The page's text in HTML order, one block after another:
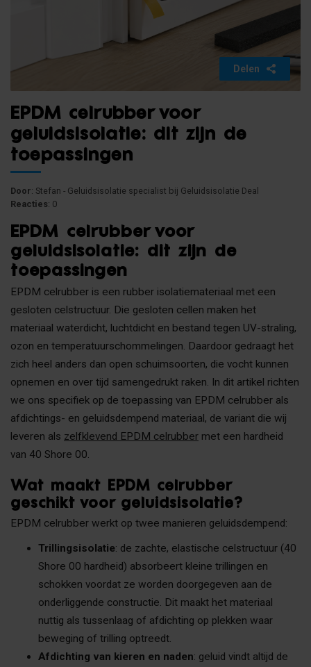
Delen
EPDM celrubber voor
geluidsisolatie: dit zijn de
toepassingen
Door: Stefan - Geluidsisolatie specialist bij Geluidsisolatie Deal
Reacties: 0
EPDM celrubber voor
geluidsisolatie: dit zijn de
toepassingen
EPDM celrubber is een rubber isolatiemateriaal met een
gesloten celstructuur. Die gesloten cellen maken het
materiaal waterdicht, luchtdicht en bestand tegen UV-straling,
ozon en temperatuurschommelingen. Daardoor gedraagt het
zich heel anders dan open schuimsoorten, die vocht kunnen
opnemen en over tijd samengedrukt raken. In dit artikel richten
we ons specifiek op de toepassing van EPDM celrubber als
afdichtings- en geluidsdempend materiaal, de variant die wij
leveren als zelfklevend EPDM celrubber met een hardheid
van 40 Shore 00.
Wat maakt EPDM celrubber
geschikt voor geluidsisolatie?
EPDM celrubber werkt op twee manieren geluidsdempend:
Trillingsisolatie: de zachte, elastische celstructuur (40
Shore 00 hardheid) absorbeert kleine trillingen en
schokken voordat ze worden doorgegeven aan de
onderliggende constructie. Dit maakt het materiaal
nuttig als tussenlaag of afdichting op plekken waar
beweging of trilling optreedt.
Afdichting van kieren en naden: geluid vindt altijd de